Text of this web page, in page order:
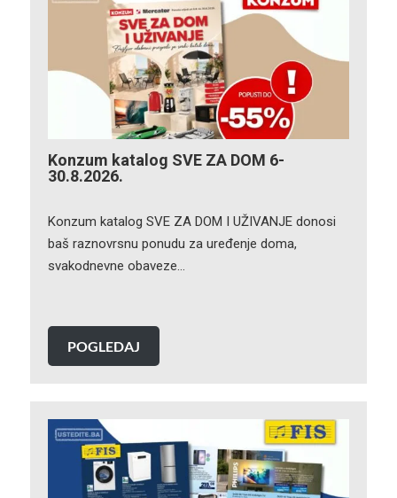
Konzum katalog SVE ZA DOM 6-
30.8.2026.
Konzum katalog SVE ZA DOM I UŽIVANJE donosi
baš raznovrsnu ponudu za uređenje doma,
svakodnevne obaveze…
POGLEDAJ